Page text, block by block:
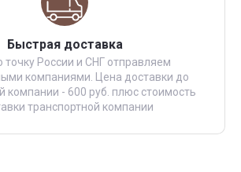
Быстрая доставка
точку России и СНГ отправляем
компаниями. Цена доставки до
компании - 600 руб. плюс стоимость
транспортной компании